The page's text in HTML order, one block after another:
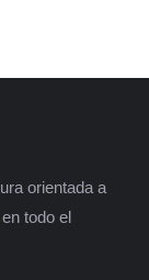
orientada a
todo el